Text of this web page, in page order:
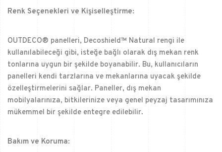
Renk Seçenekleri ve Kişiselleştirme:
OUTDECO® panelleri, Decoshield™ Natural rengi ile
kullanılabileceği gibi, isteğe bağlı olarak dış mekan renk
tonlarına uygun bir şekilde boyanabilir. Bu, kullanıcıların
panelleri kendi tarzlarına ve mekanlarına uyacak şekilde
özelleştirmelerini sağlar. Paneller, dış mekan
mobilyalarınıza, bitkilerinize veya genel peyzaj tasarımınıza
mükemmel bir şekilde entegre edilebilir.
Bakım ve Koruma: